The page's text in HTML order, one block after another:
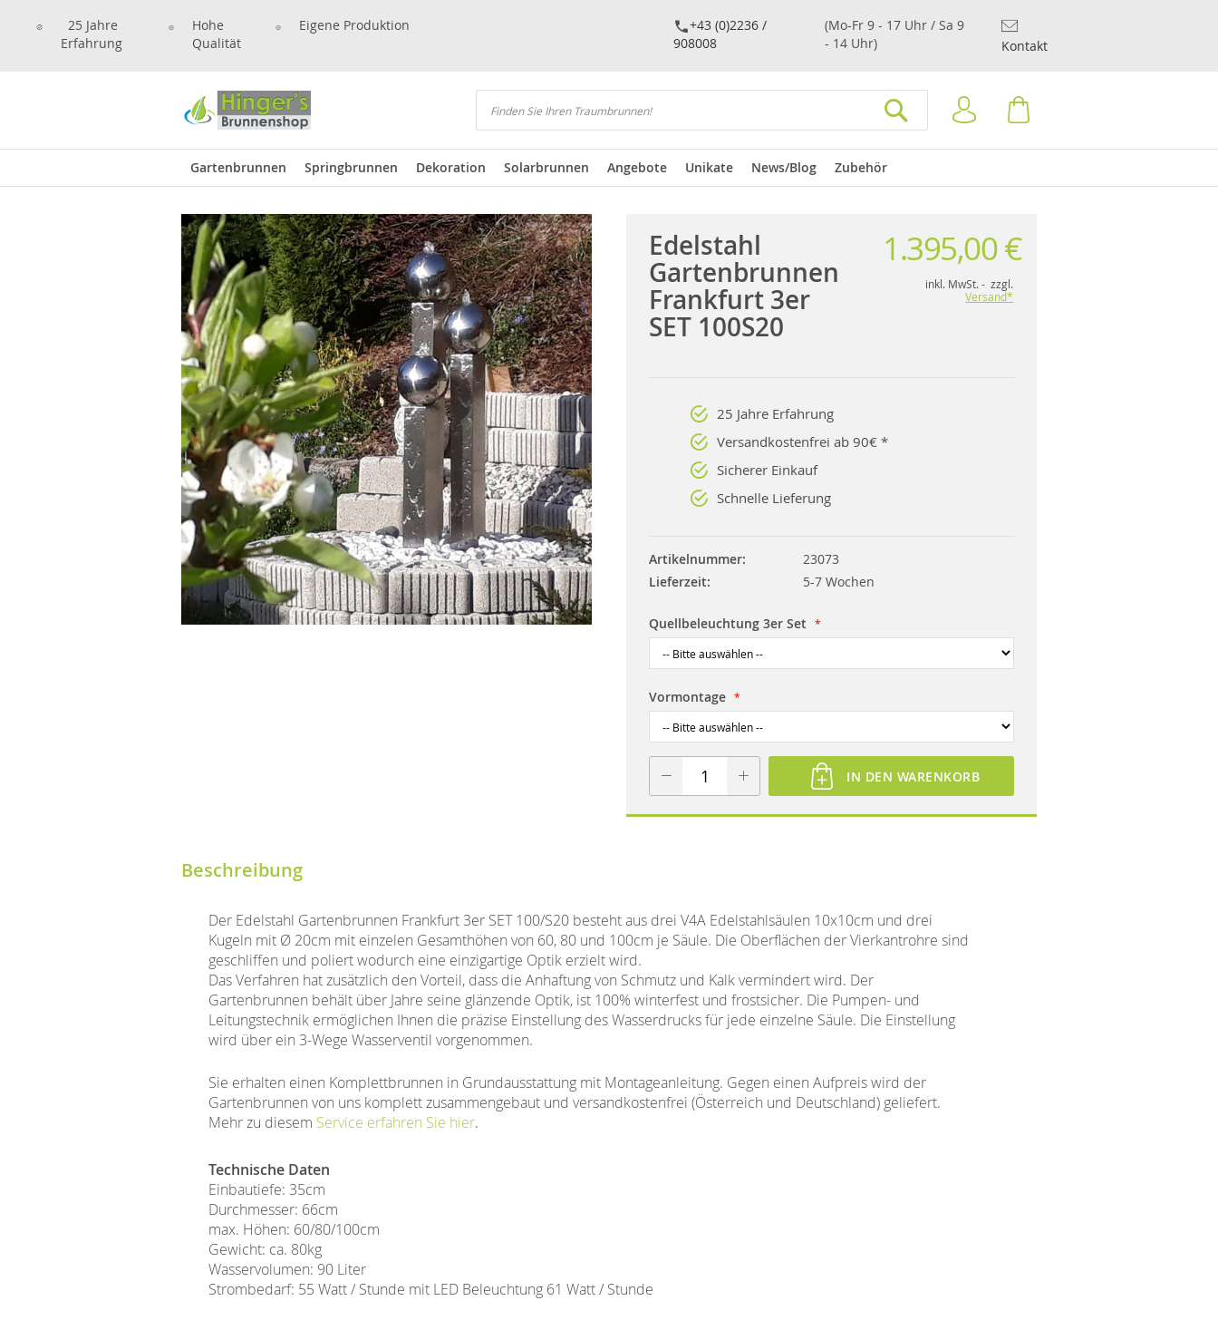
25 Jahre
Erfahrung
Hohe
Qualität
Eigene Produktion
+43 (0)2236 /
908008
(Mo-Fr 9 - 17 Uhr / Sa 9
- 14 Uhr)
Kontakt
Suchen
Anmelden
Gartenbrunnen Springbrunnen Dekoration Solarbrunnen Angebote Unikate News/Blog Zubehör
Edelstahl
Gartenbrunnen
Frankfurt 3er
SET 100S20
1.395,00 €
inkl. MwSt. - zzgl.
Versand*
25 Jahre Erfahrung
Versandkostenfrei ab 90€ *
Sicherer Einkauf
Schnelle Lieferung
Artikelnummer
23073
Lieferzeit
5-7 Wochen
Quellbeleuchtung 3er Set
Vormontage
IN DEN WARENKORB
Beschreibung
Der Edelstahl Gartenbrunnen Frankfurt 3er SET 100/S20 besteht aus drei V4A Edelstahlsäulen 10x10cm und drei
Kugeln mit Ø 20cm mit einzelen Gesamthöhen von 60, 80 und 100cm je Säule. Die Oberflächen der Vierkantrohre sind
geschliffen und poliert wodurch eine einzigartige Optik erzielt wird.
Das Verfahren hat zusätzlich den Vorteil, dass die Anhaftung von Schmutz und Kalk vermindert wird. Der
Gartenbrunnen behält über Jahre seine glänzende Optik, ist 100% winterfest und frostsicher. Die Pumpen- und
Leitungstechnik ermöglichen Ihnen die präzise Einstellung des Wasserdrucks für jede einzelne Säule. Die Einstellung
wird über ein 3-Wege Wasserventil vorgenommen.
Sie erhalten einen Komplettbrunnen in Grundausstattung mit Montageanleitung. Gegen einen Aufpreis wird der
Gartenbrunnen von uns komplett zusammengebaut und versandkostenfrei (Österreich und Deutschland) geliefert.
Mehr zu diesem Service erfahren Sie hier.
Technische Daten
Einbautiefe: 35cm
Durchmesser: 66cm
max. Höhen: 60/80/100cm
Gewicht: ca. 80kg
Wasservolumen: 90 Liter
Strombedarf: 55 Watt / Stunde mit LED Beleuchtung 61 Watt / Stunde